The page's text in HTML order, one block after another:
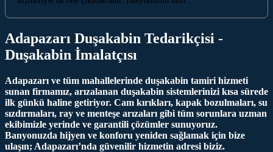
Adapazarı Duşakabin Tedarikçisi -
Duşakabin İmalatçısı
Adapazarı ve tüm mahallelerinde duşakabin tamiri hizmeti
sunan firmamız, arızalanan duşakabin sistemlerinizi kısa sürede
ilk günkü haline getiriyor. Cam kırıkları, kapak bozulmaları, su
sızdırmaları, ray ve menteşe arızaları gibi tüm sorunlara uzman
ekibimizle yerinde ve garantili çözümler sunuyoruz.
Banyonuzda hijyen ve konforu yeniden sağlamak için bize
ulaşın; Adapazarı’nda güvenilir hizmetin adresi biziz.